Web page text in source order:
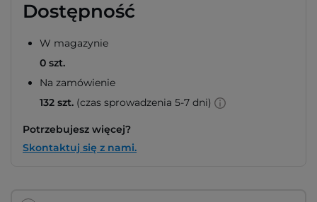
Dostępność
W magazynie
0 szt.
Na zamówienie
132 szt. (czas sprowadzenia 5-7 dni)
Potrzebujesz więcej?
Skontaktuj się z nami.